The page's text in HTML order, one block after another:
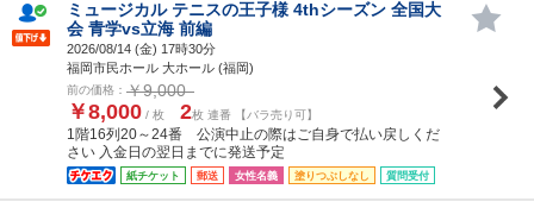
ミュージカル テニスの王子様 4thシーズン 全国大
会 青学vs立海 前編
2026/08/14 (金) 17時30分
福岡市民ホール 大ホール (福岡)
前の価格： ￥9,000
￥8,000 / 枚 2枚 連番 【バラ売り可】
1階16列20～24番 公演中止の際はご自身で払い戻しくだ
さい 入金日の翌日までに発送予定
紙チケット 郵送 女性名義 塗りつぶしなし 質問受付